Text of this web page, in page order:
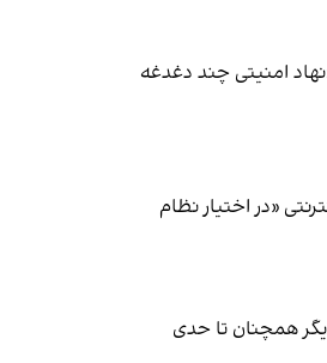
امنیتی چند دغدغه
«در اختیار نظام
همچنان تا حدی